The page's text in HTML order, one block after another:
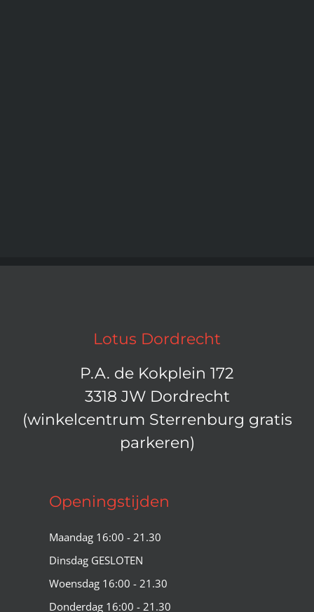
Lotus Dordrecht
P.A. de Kokplein 172
3318 JW Dordrecht
(winkelcentrum Sterrenburg gratis
parkeren)
Openingstijden
Maandag 16:00 - 21.30
Dinsdag GESLOTEN
Woensdag 16:00 - 21.30
Donderdag 16:00 - 21.30